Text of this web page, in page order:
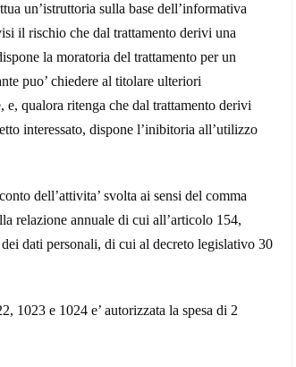
un’istruttoria sulla base dell’informativa
il rischio che dal trattamento derivi una
la moratoria del trattamento per un
puo’ chiedere al titolare ulteriori
qualora ritenga che dal trattamento derivi
interessato, dispone l’inibitoria all’utilizzo
dell’attivita’ svolta ai sensi del comma
relazione annuale di cui all’articolo 154,
dati personali, di cui al decreto legislativo 30
1023 e 1024 e’ autorizzata la spesa di 2